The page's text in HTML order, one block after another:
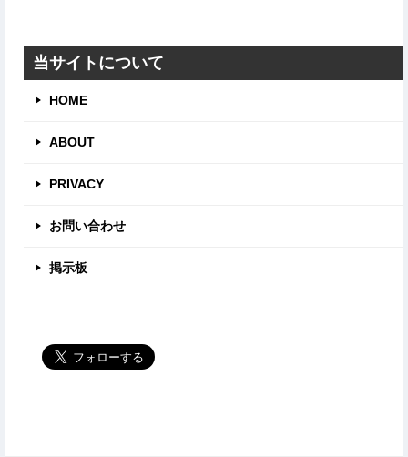
リ
当サイトについて
HOME
ABOUT
PRIVACY
お問い合わせ
掲示板